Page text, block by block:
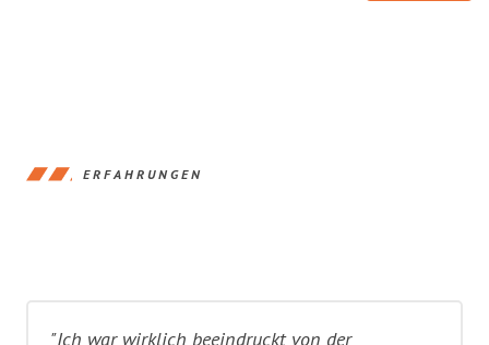
ERFAHRUNGEN
"Ich war wirklich beeindruckt von der